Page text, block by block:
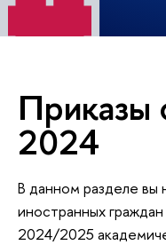
Приказы
2024
В данном разделе вы
иностранных
2024/2025